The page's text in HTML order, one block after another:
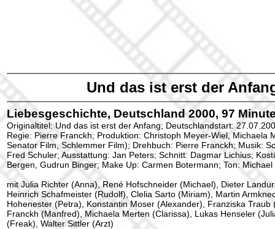
Und das ist erst der
Liebesgeschichte, Deutschland 2000, 97
Originaltitel: Und das ist erst der Anfang; Deutschlandstart:
Regie: Pierre Franckh; Produktion: Christoph Meyer-Wiel, Michaela
Senator Film, Schlemmer Film); Drehbuch: Pierre Franckh; Musik:
Fred Schuler; Ausstattung: Jan Peters; Schnitt: Dagmar Lichius;
Bergen, Gudrun Binger; Make Up: Carmen Botermann; Ton:
mit Julia Richter (Anna), René Hofschneider (Michael), Dieter
Heinrich Schafmeister (Rudolf), Clelia Sarto (Miriam), Martin
Hohenester (Petra), Konstantin Moser (Alexander), Franziska Traub
Franckh (Manfred), Michaela Merten (Clarissa), Lukas Henseler
(Freak), Walter Sittler (Arzt)